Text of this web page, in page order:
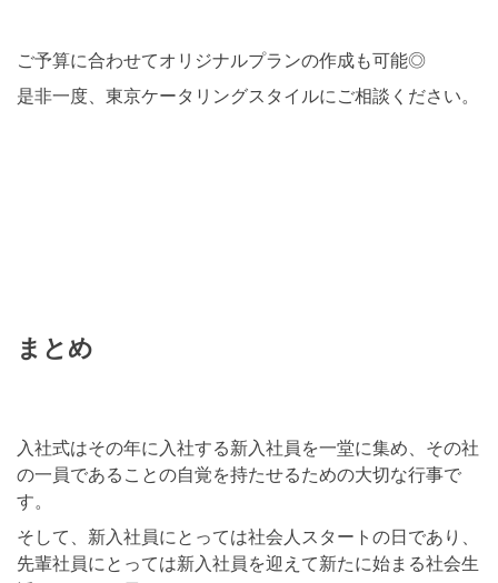
ご予算に合わせてオリジナルプランの作成も可能◎
是非一度、東京ケータリングスタイルにご相談ください。
まとめ
入社式はその年に入社する新入社員を一堂に集め、その社
の一員であることの自覚を持たせるための大切な行事で
す。
そして、新入社員にとっては社会人スタートの日であり、
先輩社員にとっては新入社員を迎えて新たに始まる社会生